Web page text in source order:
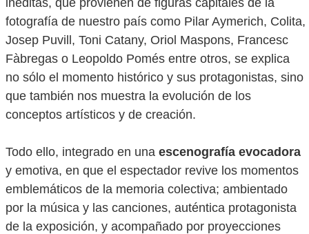
inéditas, que provienen de figuras capitales de la
fotografía de nuestro país como Pilar Aymerich, Colita,
Josep Puvill, Toni Catany, Oriol Maspons, Francesc
Fàbregas o Leopoldo Pomés entre otros, se explica
no sólo el momento histórico y sus protagonistas, sino
que también nos muestra la evolución de los
conceptos artísticos y de creación.
Todo ello, integrado en una escenografía evocadora
y emotiva, en que el espectador revive los momentos
emblemáticos de la memoria colectiva; ambientado
por la música y las canciones, auténtica protagonista
de la exposición, y acompañado por proyecciones